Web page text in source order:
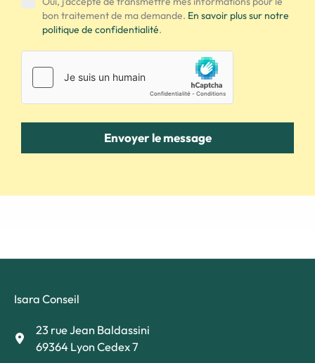
bon traitement de ma demande. En savoir plus sur notre
politique de confidentialité.
Envoyer le message
Isara Conseil
23 rue Jean Baldassini
69364 Lyon Cedex 7